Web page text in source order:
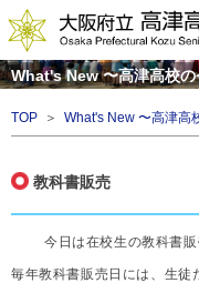
What's New 〜高津高校の
TOP ＞ What's New 〜高津高
教科書販売
今日は在校生の教科書販
毎年教科書販売日には、生徒